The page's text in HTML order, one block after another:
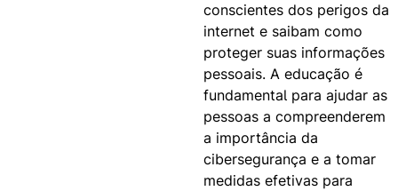
conscientes dos perigos da
internet e saibam como
proteger suas informações
pessoais. A educação é
fundamental para ajudar as
pessoas a compreenderem
a importância da
cibersegurança e a tomar
medidas efetivas para